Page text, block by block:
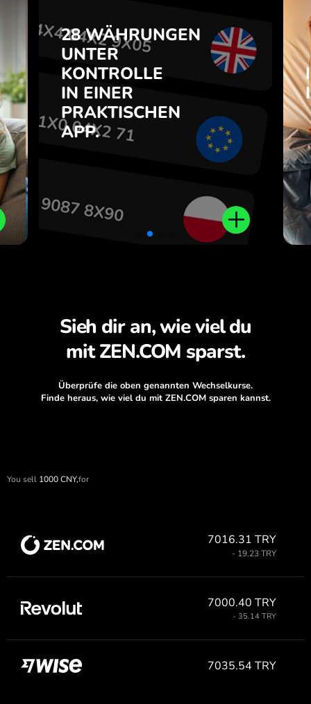
28 WÄHRUNGEN
UNTER
KONTROLLE
IN EINER
PRAKTISCHEN
APP.
KONTROLLE
IN EINER
PRAKTISCHEN
APP.
Kaufen Sie CNY, verkaufen Sie
TRY und umgekehrt mit einem
Klick in der ZEN.COM-App.
Sieh dir an, wie viel du
mit ZEN.COM sparst.
Überprüfe die oben genannten Wechselkurse.
Finde heraus, wie viel du mit ZEN.COM sparen kannst.
You sell 1000CNY,for
7016.31 TRY
- 19.23 TRY
7000.40 TRY
- 35.14 TRY
7035.54 TRY